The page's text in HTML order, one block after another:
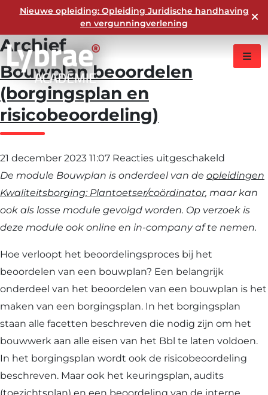
Nieuwe opleiding: Opleiding Juridische handhaving
en vergunningverlening
Archief
Bouwplan beoordelen
(borgingsplan en
risicobeoordeling)
21 december 2023 11:07 Reacties uitgeschakeld
en
De module Bouwplan is onderdeel van de opleidingen
Kwaliteitsborging: Plantoetser/coördinator, maar kan
ook als losse module gevolgd worden. Op verzoek is
deze module ook online en in-company af te nemen.
Hoe verloopt het beoordelingsproces bij het
beoordelen van een bouwplan? Een belangrijk
onderdeel van het beoordelen van een bouwplan is het
maken van een borgingsplan. In het borgingsplan
staan alle facetten beschreven die nodig zijn om het
bouwwerk aan alle eisen van het Bbl te laten voldoen.
In het borgingsplan wordt ook de risicobeoordeling
beschreven. Maar ook het keuringsplan, audits